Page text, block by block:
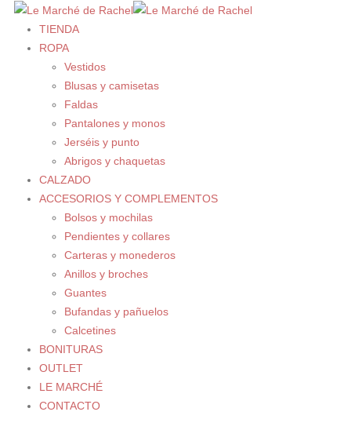
TIENDA
ROPA
Vestidos
Blusas y camisetas
Faldas
Pantalones y monos
Jerséis y punto
Abrigos y chaquetas
CALZADO
ACCESORIOS Y COMPLEMENTOS
Bolsos y mochilas
Pendientes y collares
Carteras y monederos
Anillos y broches
Guantes
Bufandas y pañuelos
Calcetines
BONITURAS
OUTLET
LE MARCHÉ
CONTACTO